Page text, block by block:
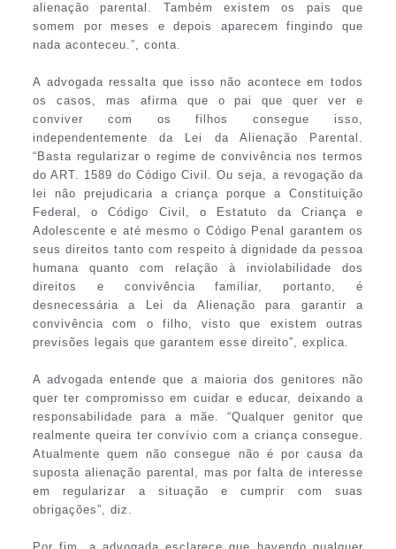
alienação parental. Também existem os pais que
somem por meses e depois aparecem fingindo que
nada aconteceu.”, conta.
A advogada ressalta que isso não acontece em todos
os casos, mas afirma que o pai que quer ver e
conviver com os filhos consegue isso,
independentemente da Lei da Alienação Parental.
“Basta regularizar o regime de convivência nos termos
do ART. 1589 do Código Civil. Ou seja, a revogação da
lei não prejudicaria a criança porque a Constituição
Federal, o Código Civil, o Estatuto da Criança e
Adolescente e até mesmo o Código Penal garantem os
seus direitos tanto com respeito à dignidade da pessoa
humana quanto com relação à inviolabilidade dos
direitos e convivência familiar, portanto, é
desnecessária a Lei da Alienação para garantir a
convivência com o filho, visto que existem outras
previsões legais que garantem esse direito”, explica.
A advogada entende que a maioria dos genitores não
quer ter compromisso em cuidar e educar, deixando a
responsabilidade para a mãe. “Qualquer genitor que
realmente queira ter convívio com a criança consegue.
Atualmente quem não consegue não é por causa da
suposta alienação parental, mas por falta de interesse
em regularizar a situação e cumprir com suas
obrigações”, diz.